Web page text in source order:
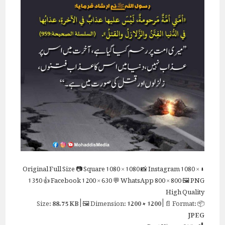
⬇ Original
Full Size📷 Square1080 × 1080📸 Instagram1080 ×
1350👍 Facebook1200 × 630💬 WhatsApp800 × 800🖼 PNG
High Quality
📦 Size:
88.75 KB| 🖼 Dimension:1200 × 1200| 📄 Format:
JPEG